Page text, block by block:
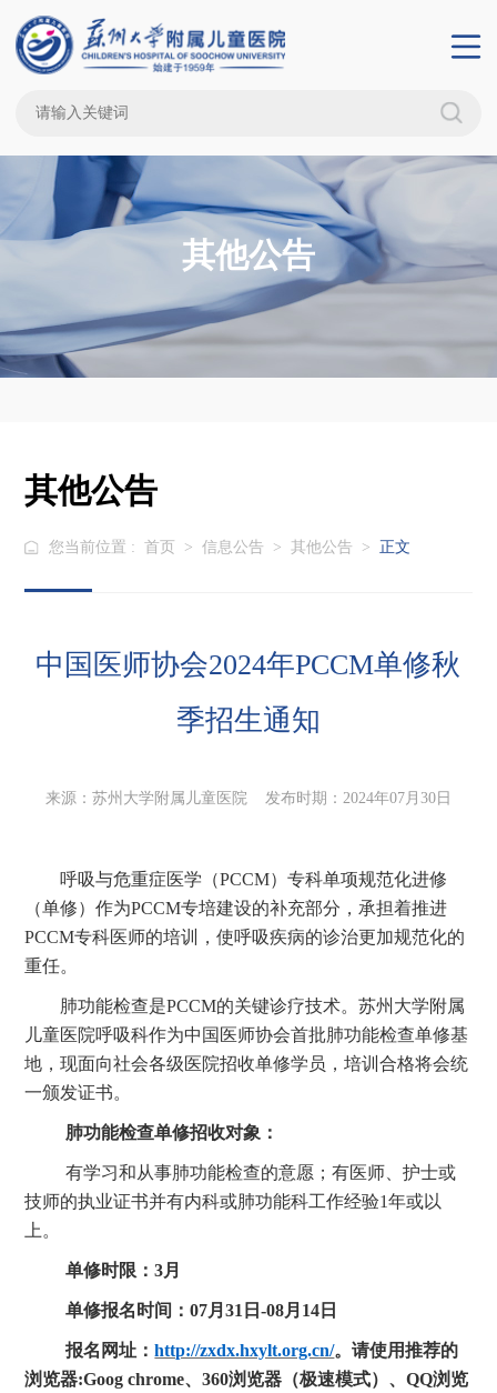
其他公告
其他公告
您当前位置 : 首页 > 信息公告 > 其他公告 > 正文
中国医师协会2024年PCCM单修秋
季招生通知
来源：苏州大学附属儿童医院 发布时期：2024年07月30日
呼吸与危重症医学（PCCM）专科单项规范化进修
（单修）作为PCCM专培建设的补充部分，承担着推进
PCCM专科医师的培训，使呼吸疾病的诊治更加规范化的
重任。
肺功能检查是PCCM的关键诊疗技术。苏州大学附属
儿童医院呼吸科作为中国医师协会首批肺功能检查单修基
地，现面向社会各级医院招收单修学员，培训合格将会统
一颁发证书。
肺功能检查单修招收对象：
有学习和从事肺功能检查的意愿；有医师、护士或
技师的执业证书并有内科或肺功能科工作经验1年或以
上。
单修时限：3月
单修报名时间：07月31 日-08月 14 日
报名网址：http://zxdx.hxylt.org.cn/。请使用推荐的
浏览器:Goog chrome、360浏览器（极速模式）、QQ浏览